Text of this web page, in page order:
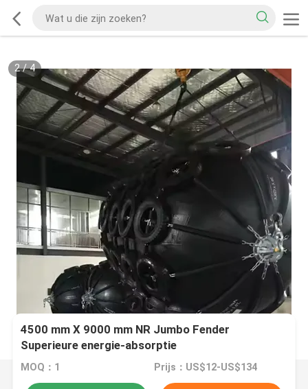
2/4
4500 mm X 9000 mm NR Jumbo Fender
Superieure energie-absorptie
MOQ：1 Prijs：US$12-US$134